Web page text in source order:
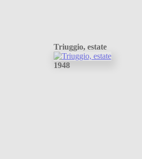
Triuggio, estate
1948